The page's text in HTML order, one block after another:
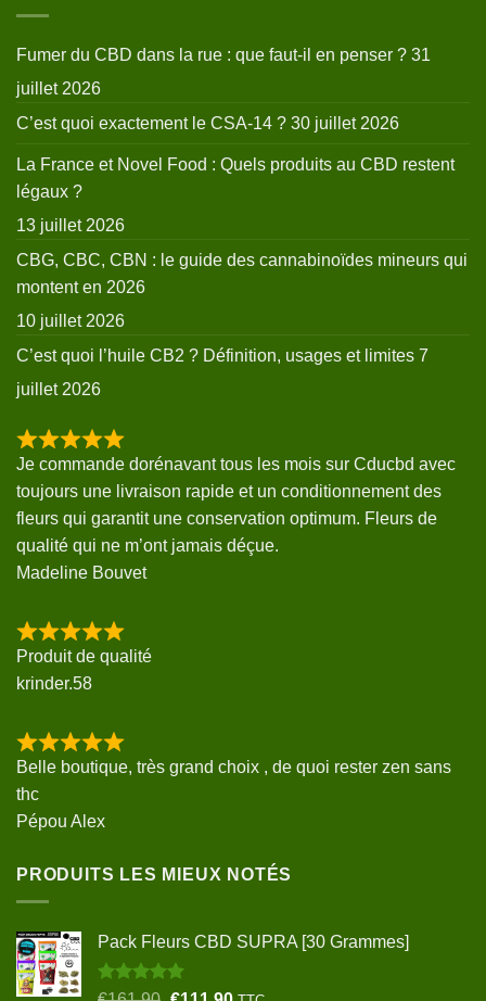
Fumer du CBD dans la rue : que faut-il en penser ? 31
juillet 2026
C’est quoi exactement le CSA-14 ? 30 juillet 2026
La France et Novel Food : Quels produits au CBD restent
légaux ?
13 juillet 2026
CBG, CBC, CBN : le guide des cannabinoïdes mineurs qui
montent en 2026
10 juillet 2026
C’est quoi l’huile CB2 ? Définition, usages et limites 7
juillet 2026
Je commande dorénavant tous les mois sur Cducbd avec
toujours une livraison rapide et un conditionnement des
fleurs qui garantit une conservation optimum. Fleurs de
qualité qui ne m’ont jamais déçue.
Madeline Bouvet
Produit de qualité
krinder.58
Belle boutique, très grand choix , de quoi rester zen sans
thc
Pépou Alex
PRODUITS LES MIEUX NOTÉS
Pack Fleurs CBD SUPRA [30 Grammes]
Note5.00